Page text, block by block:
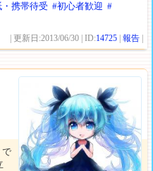
携帯待受 #初心者歓迎 #
| 更新日:2013/06/30 | ID:14725 |報告
で